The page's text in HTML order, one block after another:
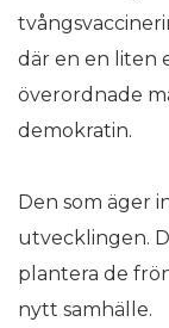
där en en liten
överordnade
demokratin.
Den som äger
utvecklingen.
plantera de
nytt samhälle.